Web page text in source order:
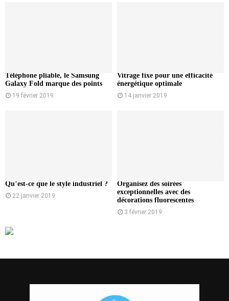
Téléphone pliable, le Samsung
Galaxy Fold marque des points
19 février 2019
Vitrage fixe pour une efficacité
énergétique optimale
14 janvier 2019
Qu’est-ce que le style industriel ?
22 janvier 2019
Organisez des soirées
exceptionnelles avec des
décorations fluorescentes
3 février 2019